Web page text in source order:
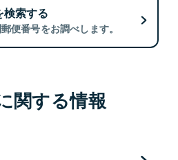
索する
便番号をお調べします。
関する情報